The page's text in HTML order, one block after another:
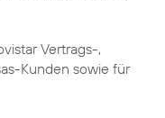
Vertrags-,
Kunden sowie für